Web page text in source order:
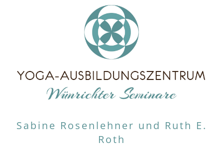
Sabine Rosenlehner und Ruth E.
Roth